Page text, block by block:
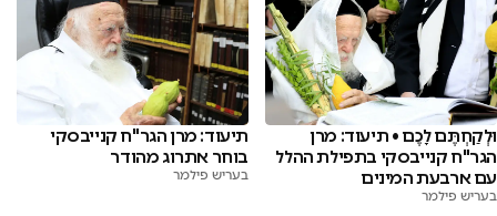
וּלְקַחְתֶּם לָכֶם • תיעוד: מרן
הגר"ח קנייבסקי בתפילת ההלל
עם ארבעת המינים
בעריש פילמר
תיעוד: מרן הגר"ח קנייבסקי
בוחר אתרוג מהודר
בעריש פילמר